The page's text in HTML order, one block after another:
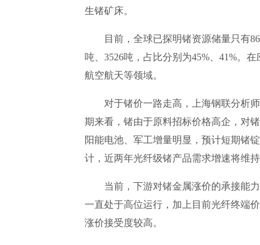
生锗矿床。
目前，全球已探明锗资源储量只有
吨、3526吨，占比分别为45%、41%。
航空航天等领域。
对于锗价一路走高，上海钢联分析师
期来看，锗由于原料招标价格高企，对
阳能电池、军工增量明显，预计短期锗
计，近两年光纤级锗产品需求增速将维持
当前，下游对锗金属涨价的承接能力
一直处于高位运行，加上目前光纤终端
涨价接受度较高。